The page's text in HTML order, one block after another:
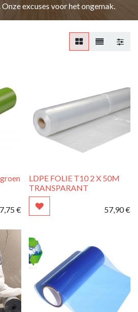
excuses voor het ongemak.
€
LDPE FOLIE T10 2 X 50M
TRANSPARANT
57,90€